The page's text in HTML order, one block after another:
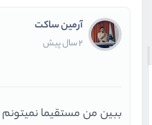
آرمین ساکت
2 سال پیش
ببین من مستقیما